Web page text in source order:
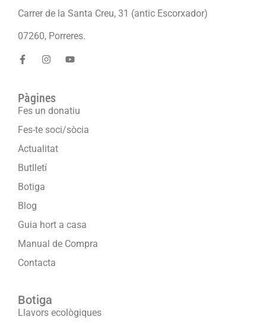
Carrer de la Santa Creu, 31 (antic Escorxador)
07260, Porreres.
Pàgines
Fes un donatiu
Fes-te soci/sòcia
Actualitat
Butlletí
Botiga
Blog
Guia hort a casa
Manual de Compra
Contacta
Botiga
Llavors ecològiques